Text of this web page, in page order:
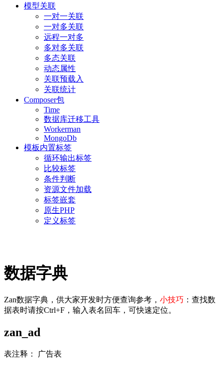
模型关联
一对一关联
一对多关联
远程一对多
多对多关联
多态关联
动态属性
关联预载入
关联统计
Composer包
Time
数据库迁移工具
Workerman
MongoDb
模板内置标签
循环输出标签
比较标签
条件判断
资源文件加载
标签嵌套
原生PHP
定义标签
数据字典
Zan数据字典，供大家开发时方便查询参考， 小技巧 ：查找数
据表时请按Ctrl+F，输入表名回车，可快速定位。
zan_ad
表注释： 广告表